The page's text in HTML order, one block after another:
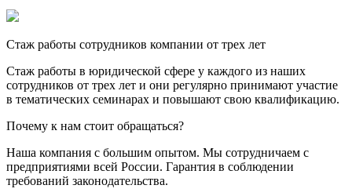
Стаж работы сотрудников компании от трех лет
Стаж работы в юридической сфере у каждого из наших
сотрудников от трех лет и они регулярно принимают участие
в тематических семинарах и повышают свою квалификацию.
Почему к нам стоит обращаться?
Наша компания с большим опытом. Мы сотрудничаем с
предприятиями всей России. Гарантия в соблюдении
требований законодательства.